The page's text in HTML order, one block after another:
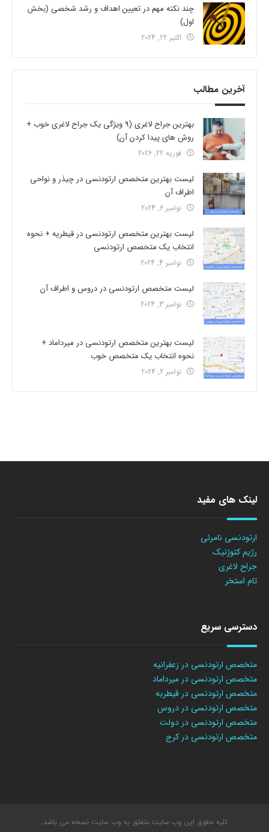
چند نکته مهم در تعیین اهداف و رشد شخصی (بخش
اول)
اکتبر 22, 2024
آخرین مطالب
بهترین جراح لاغری (9 ویژگی یک جراح لاغری خوب +
روش های پیدا کردن آن)
فوریه 22, 2026
لیست بهترین متخصص ارتودنسی در چیذر و نواحی
اطراف آن
نوامبر 6, 2024
لیست بهترین متخصص ارتودنسی در قیطریه + نحوه
انتخاب یک متخصص ارتودنسی
نوامبر 4, 2024
لیست متخصص ارتودنسی در دروس و اطراف آن
نوامبر 3, 2024
لیست بهترین متخصص ارتودنسی در میرداماد +
نحوه انتخاب یک متخصص خوب
نوامبر 2, 2024
لینک های مفید
ارتودنسی نامرئی
رژیم کتوژنیک
جراح لاغری
تام استخر
دسترسی سریع
متخصص ارتودنسی در زعفرانیه
متخصص ارتودنسی در میرداماد
متخصص ارتودنسی در قیطریه
متخصص ارتودنسی در دروس
متخصص ارتودنسی در دولت
متخصص ارتودنسی در کرج
کلیه حقوق این وب سایت متعلق به وب سایت نسخه می باشد.